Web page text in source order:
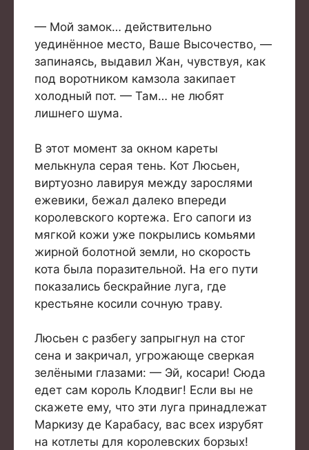
— Мой замок… действительно
уединённое место, Ваше Высочество, —
запинаясь, выдавил Жан, чувствуя, как
под воротником камзола закипает
холодный пот. — Там… не любят
лишнего шума.
В этот момент за окном кареты
мелькнула серая тень. Кот Люсьен,
виртуозно лавируя между зарослями
ежевики, бежал далеко впереди
королевского кортежа. Его сапоги из
мягкой кожи уже покрылись комьями
жирной болотной земли, но скорость
кота была поразительной. На его пути
показались бескрайние луга, где
крестьяне косили сочную траву.
Люсьен с разбегу запрыгнул на стог
сена и закричал, угрожающе сверкая
зелёными глазами: — Эй, косари! Сюда
едет сам король Клодвиг! Если вы не
скажете ему, что эти луга принадлежат
Маркизу де Карабасу, вас всех изрубят
на котлеты для королевских борзых!